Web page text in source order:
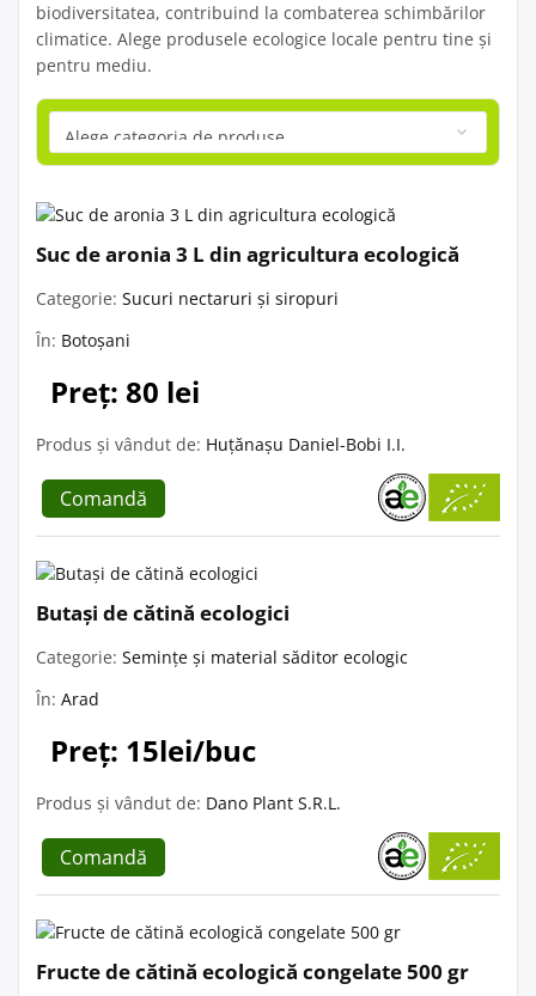
biodiversitatea, contribuind la combaterea schimbărilor
climatice. Alege produsele ecologice locale pentru tine și
pentru mediu.
Suc de aronia 3 L din agricultura ecologică
Categorie: Sucuri nectaruri și siropuri
În: Botoșani
Preț: 80 lei
Produs și vândut de: Huțănașu Daniel-Bobi I.I.
Comandă
Butași de cătină ecologici
Categorie: Semințe și material săditor ecologic
În: Arad
Preț: 15lei/buc
Produs și vândut de: Dano Plant S.R.L.
Comandă
Fructe de cătină ecologică congelate 500 gr